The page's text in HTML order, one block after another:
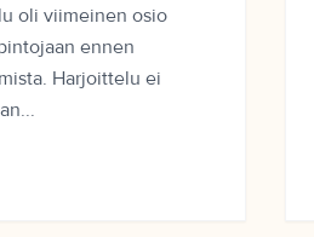
oli viimeinen osio
ennen
Harjoittelu ei